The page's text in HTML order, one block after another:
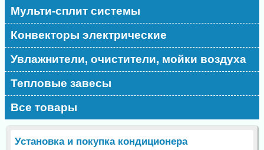
Мульти-сплит системы
Конвекторы электрические
Увлажнители, очистители, мойки воздуха
Тепловые завесы
Все товары
Установка и покупка кондиционера